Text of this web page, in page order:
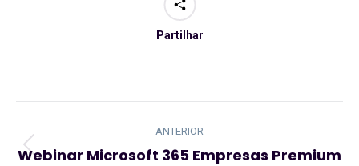
Partilhar
Navegação
de
post:
ANTERIOR
Artigo
Webinar Microsoft 365 Empresas Premium